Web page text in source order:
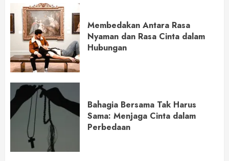
Membedakan Antara Rasa
Nyaman dan Rasa Cinta dalam
Hubungan
Bahagia Bersama Tak Harus
Sama: Menjaga Cinta dalam
Perbedaan